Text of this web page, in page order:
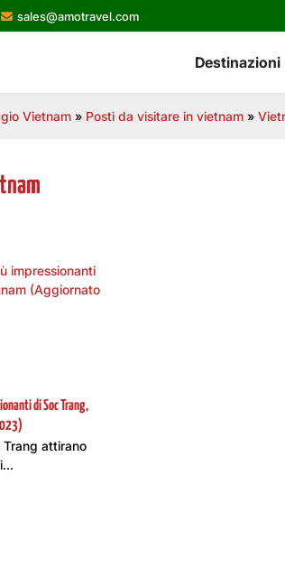
sales@amotravel.com
Destinazioni
Vietnam » Posti da visitare in vietnam »
di Soc Trang,
attirano